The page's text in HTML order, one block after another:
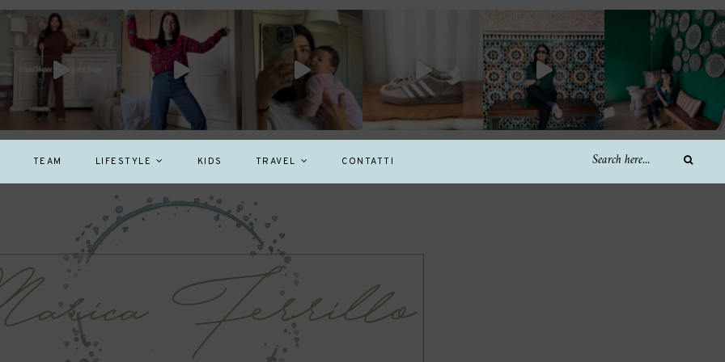
TEAM LIFESTYLE KIDS TRAVEL CONTATTI